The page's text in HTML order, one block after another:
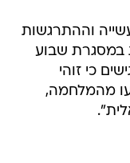
וההתרגשות
במסגרת שבוע
כי זוהי
מהמלחמה,